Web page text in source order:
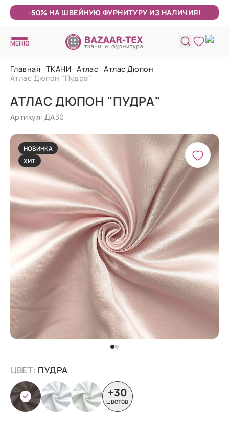
-50% НА ШВЕЙНУЮ ФУРНИТУРУ ИЗ НАЛИЧИЯ!
МЕНЮ
Главная ТКАНИ Атлас Атлас Дюпон
Атлас Дюпон "Пудра"
АТЛАС ДЮПОН "ПУДРА"
Артикул: ДА30
НОВИНКА
ХИТ
ЦВЕТ: ПУДРА
+30
цветов